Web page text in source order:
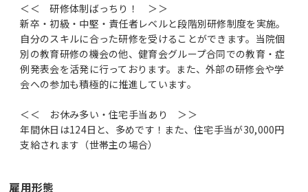
＜＜ 研修体制ばっちり！ ＞＞
新卒・初級・中堅・責任者レベルと段階別研修制度を実施。
自分のスキルに合った研修を受けることができます。当院個
別の教育研修の機会の他、健育会グループ合同での教育・症
例発表会を活発に行っております。また、外部の研修会や学
会への参加も積極的に推進しています。
＜＜ お休み多い・住宅手当あり ＞＞
年間休日は124日と、多めです！また、住宅手当が30,000円
支給されます（世帯主の場合）
雇用形態